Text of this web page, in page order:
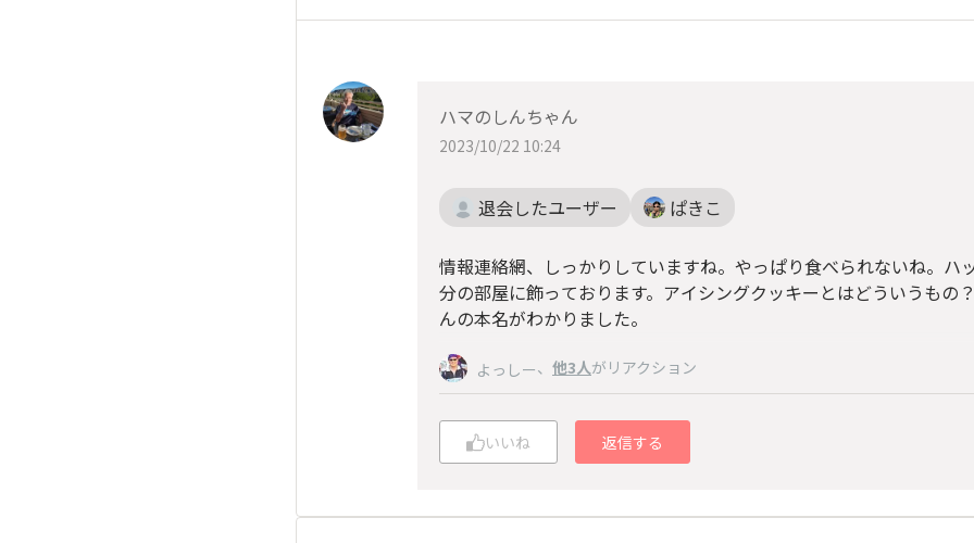
ハマのしんちゃん
2023/10/22 10:24
退会したユーザー ぱきこ
情報連絡網、しっかりしていますね。やっぱり食べられないね。ハ
分の部屋に飾っております。アイシングクッキーとはどういうもの
んの本名がわかりました。
よっしー、 他3人がリアクション
いいね 返信する